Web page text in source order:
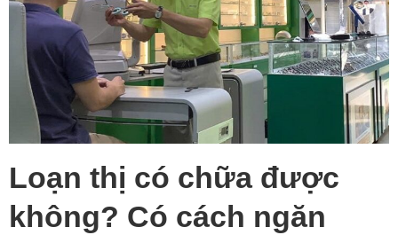
Loạn thị có chữa được
không? Có cách ngăn